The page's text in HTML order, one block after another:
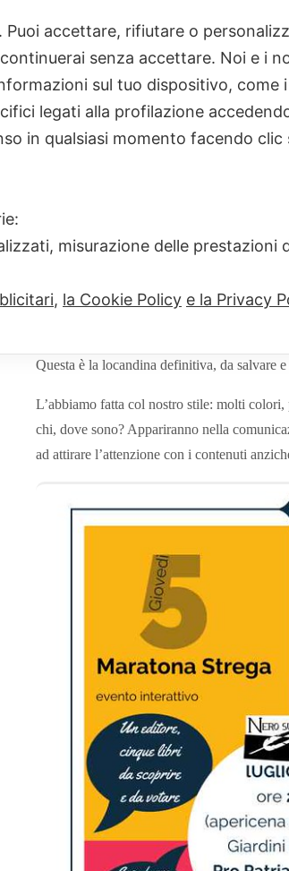
Homeconsigli di lettura
Ieri chi era presente all’evento al Giardino
Questa è la locandina definitiva, da salvare
L’abbiamo fatta col nostro stile: molti
chi, dove sono? Appariranno nella
ad attirare l’attenzione con i contenuti
accettare, rifiutare o
senza accettare. Noi e i
sul tuo dispositivo,
legati alla profilazione
in qualsiasi momento facendo clic
misurazione delle prestazioni
, la Cookie Policy e la Privacy